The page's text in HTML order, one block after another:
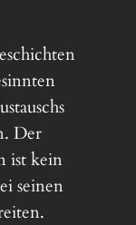
Der
ist kein
seinen